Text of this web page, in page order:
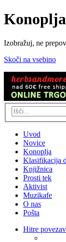
Izobražuj, ne
Skoči na vsebino
Uvod
Novice
Konoplja
Klasifikacija
Knjižnica
Prosti tek
Aktivist
Muzikafe
O nas
Pošta
Hitre